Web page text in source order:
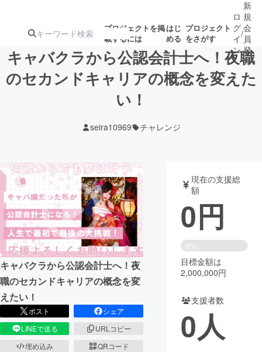
プロジェクトを掲
載するには
はじ
める
プロジェクト
をさがす
注目の新着プロ
テクノロジー・ガジェット
映像・映画 書籍・雑誌
ビジネス・起業 チャレンジ
まちづくり・地域活性化
CAMPFIRE for Social Good CAMPFIRE Creation
CAMPFIREふるさと納税
コミュニティ
ロ
グ
イ
ン
/
新
規
会
員
登
録
キャバクラから公認会計士へ！夜職
のセカンドキャリアの概念を変えた
い！
seira10969 チャレンジ
キャバクラから公認会計士へ！夜
職のセカンドキャリアの概念を変
えたい！
ポスト
シェア
LINEで送る
URLコピー
埋め込み
QRコード
現在の支援総
額
0円
0%
目標金額は
2,000,000円
支援者数
0人